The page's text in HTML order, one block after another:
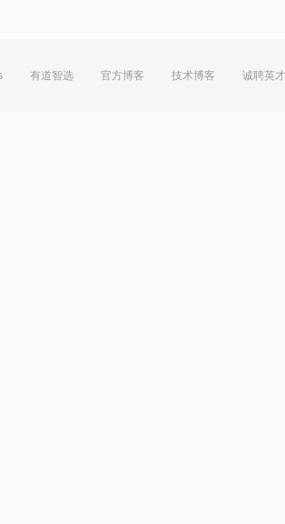
有道智选 官方博客 技术博客 诚聘英才